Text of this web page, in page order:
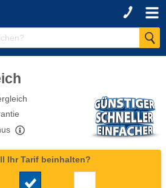
Ihr Tarif beinhalten?